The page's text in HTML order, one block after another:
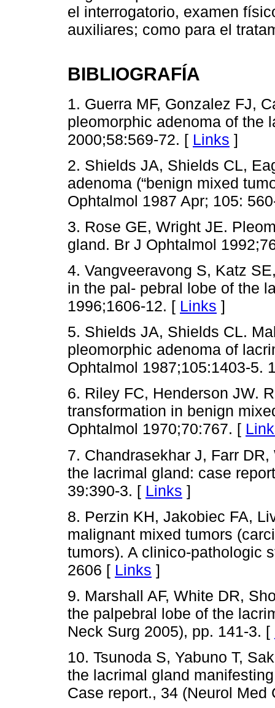
el interrogatorio, examen
auxiliares; como para el
BIBLIOGRAFÍA
1. Guerra MF, Gonzalez FJ,
pleomorphic adenoma of the
2000;58:569-72. [ Links ]
2. Shields JA, Shields CL,
adenoma (“benign mixed
Ophtalmol 1987 Apr; 105:
3. Rose GE, Wright JE.
gland. Br J Ophtalmol
4. Vangveeravong S, Katz
in the pal- pebral lobe of the
1996;1606-12. [ Links ]
5. Shields JA, Shields CL.
pleomorphic adenoma of
Ophtalmol 1987;105:1403-5.
6. Riley FC, Henderson JW.
transformation in benign
Ophtalmol 1970;70:767. [
7. Chandrasekhar J, Farr
the lacrimal gland: case
39:390-3. [ Links ]
8. Perzin KH, Jakobiec FA,
malignant mixed tumors
tumors). A clinico-pathologic
2606 [ Links ]
9. Marshall AF, White DR,
the palpebral lobe of the
Neck Surg 2005), pp. 141-3. [
10. Tsunoda S, Yabuno T,
the lacrimal gland
Case report., 34 (Neurol